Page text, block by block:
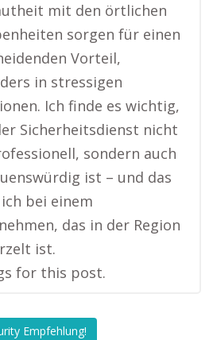
mit den örtlichen
sorgen für einen
Vorteil,
in stressigen
Ich finde es wichtig,
Sicherheitsdienst nicht
sondern auch
ist – und das
bei einem
das in der Region
ist.
for this post.
Empfehlung!